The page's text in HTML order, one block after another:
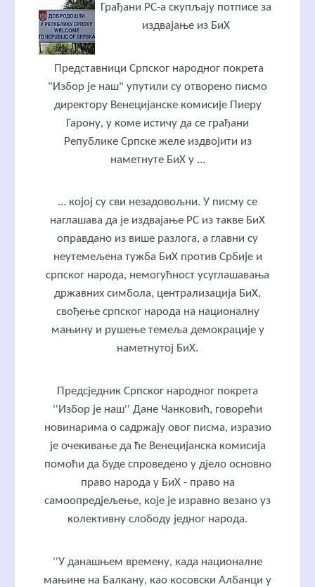
Грађани РС-а скупљају потписе за
издвајање из БиХ
Представници Српског народног покрета
"Избор је наш" упутили су отворено писмо
директору Венецијанске комисије Пиеру
Гарону, у коме истичу да се грађани
Републике Српске желе издвојити из
наметнуте БиХ у ...
... којој су сви незадовољни. У писму се
наглашава да је издвајање РС из такве БиХ
оправдано из више разлога, а главни су
неутемељена тужба БиХ против Србије и
српског народа, немогућност усуглашавања
државних симбола, централизација БиХ,
свођење српског народа на националну
мањину и рушење темеља демокрације у
наметнутој БиХ.
Предсједник Српског народног покрета
''Избор је наш'' Дане Чанковић, говорећи
новинарима о садржају овог писма, изразио
је очекивање да ће Венецијанска комисија
помоћи да буде спроведено у дјело основно
право народа у БиХ - право на
самоопредјељење, које је изравно везано уз
колективну слободу једног народа.
''У данашњем времену, када националне
мањине на Балкану, као косовски Албанци у